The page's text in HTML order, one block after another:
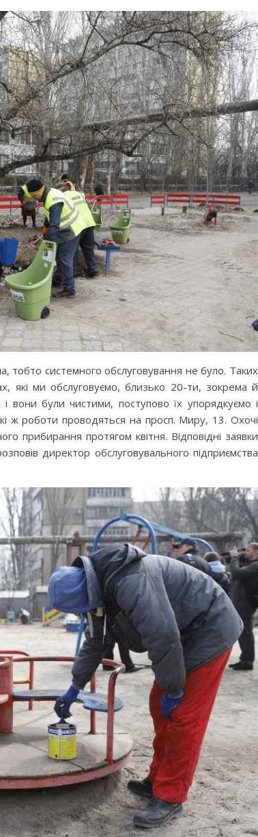
системного обслуговування не було. Таких
які ми обслуговуємо, близько 20-ти, зокрема й
вони були чистими, поступово їх упорядкуємо і
ж роботи проводяться на просп. Миру, 13. Охочі
прибирання протягом квітня. Відповідні заявки
директор обслуговувального підприємства